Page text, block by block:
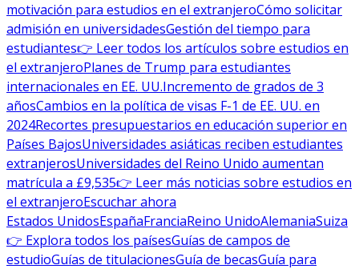
motivación para estudios en el extranjeroCómo solicitar
admisión en universidadesGestión del tiempo para
estudiantes👉 Leer todos los artículos sobre estudios en
el extranjeroPlanes de Trump para estudiantes
internacionales en EE. UU.Incremento de grados de 3
añosCambios en la política de visas F-1 de EE. UU. en
2024Recortes presupuestarios en educación superior en
Países BajosUniversidades asiáticas reciben estudiantes
extranjerosUniversidades del Reino Unido aumentan
matrícula a £9,535👉 Leer más noticias sobre estudios en
el extranjeroEscuchar ahora
Estados UnidosEspañaFranciaReino UnidoAlemaniaSuiza
👉 Explora todos los paísesGuías de campos de
estudioGuías de titulacionesGuía de becasGuía para